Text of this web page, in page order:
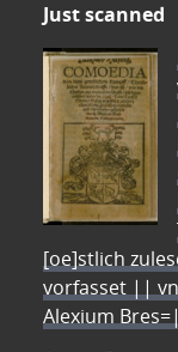
Just scanned
[oe]stlich
vorfasset ||
Alexium